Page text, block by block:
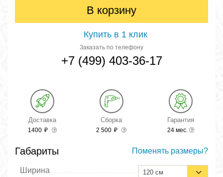
В корзину
Купить в 1 клик
Заказать по телефону
+7 (499) 403-36-17
Доставка
1400 ₽
Сборка
2 500 ₽
Гарантия
24 мес.
Габариты Поменять размеры?
Ширина 120 см